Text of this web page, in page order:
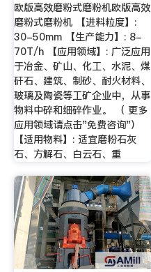
欧版高效磨粉式磨粉机欧版高效
磨粉式磨粉机 【进料粒度】:
30-50mm 【生产能力】: 8-
70T/h 【应用领域】: 广泛应用
于冶金、矿山、化工、水泥、煤
矸石、建筑、制砂、耐火材料、
玻璃及陶瓷等工矿企业中，从事
物料中碎和细碎作业。 （ 更多
应用领域请点击"免费咨询"）
【适用物料】: 适宜磨粉石灰
石、方解石、白云石、重